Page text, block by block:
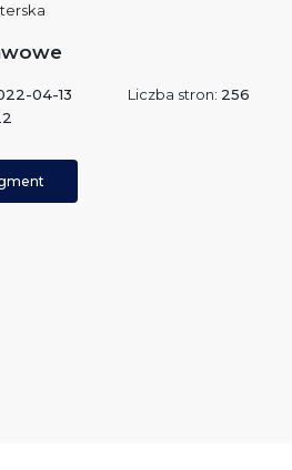
04-13
Liczba stron: 256